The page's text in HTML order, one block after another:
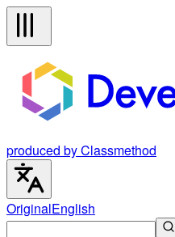
produced by Classmethod
OriginalEnglish